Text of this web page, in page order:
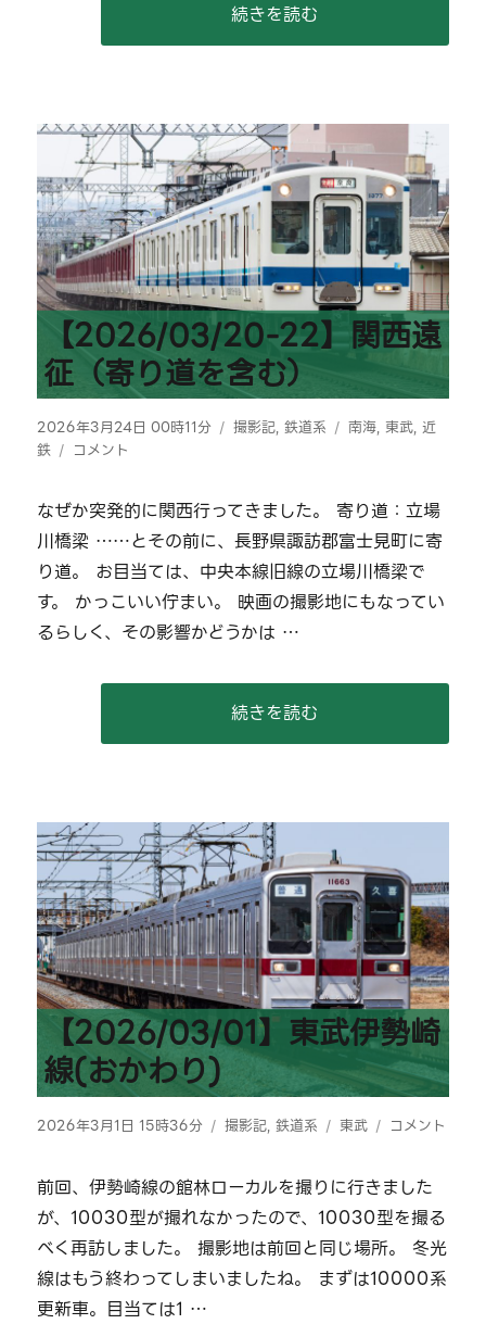
に
開
園
後
の
青
梅
鉄
道
公
く
“【2026/04/05】鉄道博物館
続きを読む
【2026/03/20-22】関西遠
征（寄り道を含む）
投
稿
2026年3月24日 00時11分
カ
ー
撮影記,鉄道系
タ
南海,東武,近
鉄
【2026/03/20-
西
遠
（寄
り
道
コメント
なぜか突発的に関西行ってきました。 寄り道：立場
川橋梁 ……とその前に、長野県諏訪郡富士見町に寄
り道。 お目当ては、中央本線旧線の立場川橋梁で
す。 かっこいい佇まい。 映画の撮影地にもなってい
るらしく、その影響かどうかは …
“【2026/03/20-22】関西遠征
続きを読む
【2026/03/01】東武伊勢崎
線(おかわり)
投
2026年3月1日 15時36分
カ
リ
ー
撮影記,鉄道系
タ
東武
【2026/03/
伊
勢
線
(お
コメント
前回、伊勢崎線の館林ローカルを撮りに行きました
が、10030型が撮れなかったので、10030型を撮る
べく再訪しました。 撮影地は前回と同じ場所。 冬光
線はもう終わってしまいましたね。 まずは10000系
更新車。目当ては1 …